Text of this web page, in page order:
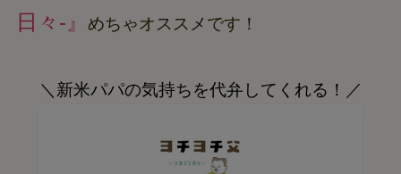
日々-』
めちゃオススメです！
＼新米パパの気持ちを代弁してくれる！／